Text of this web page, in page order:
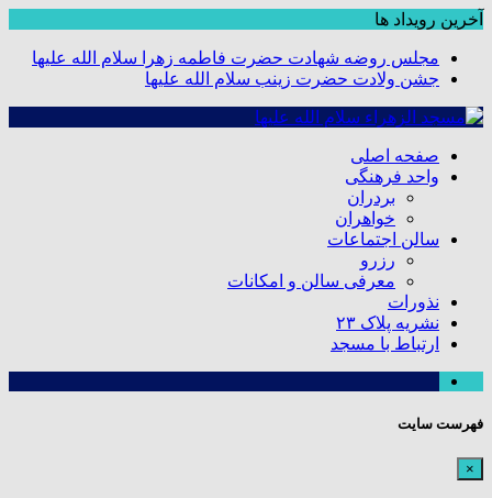
آخرین رویداد ها
مجلس روضه شهادت حضرت فاطمه زهرا سلام الله علیها
جشن ولادت حضرت زینب سلام الله علیها
صفحه اصلی
واحد فرهنگی
بردران
خواهران
سالن اجتماعات
رزرو
معرفی سالن و امکانات
نذورات
نشریه پلاک ۲۳
ارتباط با مسجد
فهرست سایت
×